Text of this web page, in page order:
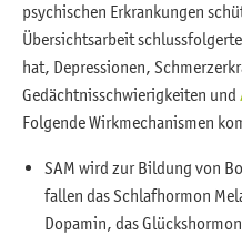
psychischen Erkrankungen
Übersichtsarbeit
hat, Depressionen,
Gedächtnisschwierigkeiten und
Folgende Wirkmechanismen
SAM wird zur Bildung von
fallen das Schlafhormon
Dopamin, das